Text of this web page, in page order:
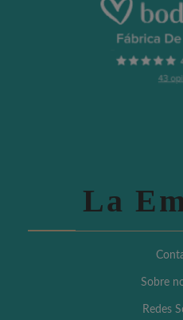
La
Sobre
Redes